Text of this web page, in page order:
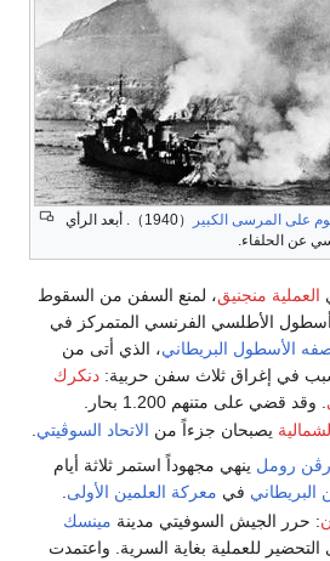
على المرسى الكبير
（1940）. أبعد الرأي
عن الحلفاء.
العملية منجنيق، لمنع السفن من السقوط
أسطول الأطلسي الفرنسي المتمركز في
الأسطول البريطاني، الذي أتى من
في إغراق ثلاث سفن حربية: دنكرك
. وقد قضي على متنهم 1.200 بحار.
يصبحان جزءاً من الاتحاد السوڤيتي.
رومل ينهي مجهوداً استمر ثلاثة أيام
البريطاني في معركة العلمين الأولى.
: حرر الجيش السوفيتي مدينة مينسك
التحضير للعملية بغاية السرية. واعتمدت